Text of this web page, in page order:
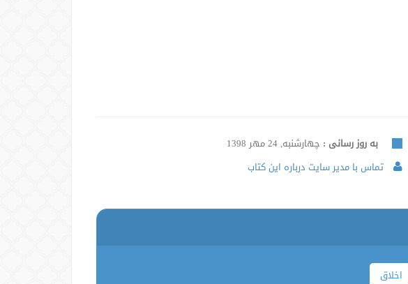
به روز رسانی : چهارشنبه, 24 مهر 1398
تماس با مدیر سایت درباره این کتاب
اخلاق